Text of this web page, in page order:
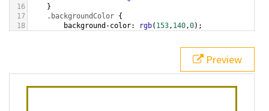
16
}
17
.backgroundColor {
18
background-color: rgb( 153, 140,0);
bottom ,
white, rgb(153,140,0));
Preview